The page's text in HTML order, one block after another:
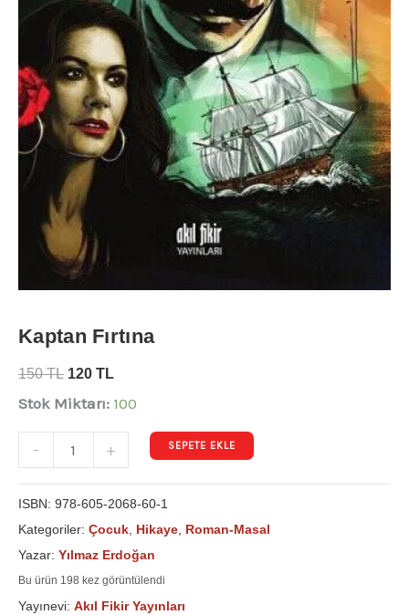
Kaptan Fırtına
150TL 120 TL
Stok Miktarı: 100
- + SEPETE EKLE
ISBN: 978-605-2068-60-1
Kategoriler: Çocuk Hikaye Roman-Masal
Yazar: Yılmaz Erdoğan
Bu ürün 198 kez görüntülendi
Yayınevi: Akıl Fikir Yayınları